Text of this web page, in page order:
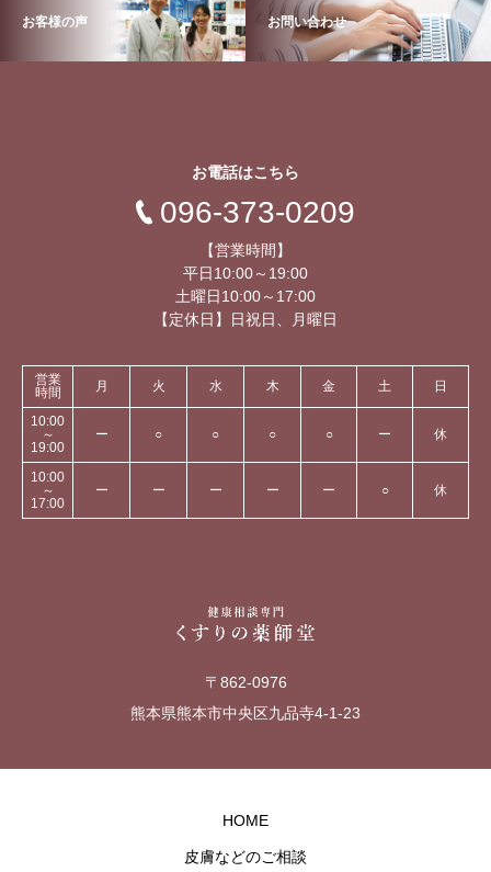
お客様の声 お問い合わせ
お電話はこちら
096-373-0209
【営業時間】
平日10:00～19:00
土曜日10:00～17:00
【定休日】日祝日、月曜日
営業
時間
月 火 水 木 金 土 日
10:00
～
19:00
ー ○ ○ ○ ○ ー 休
10:00
～
17:00
ー ー ー ー ー ○ 休
〒862-0976
熊本県熊本市中央区九品寺4-1-23
HOME
皮膚などのご相談